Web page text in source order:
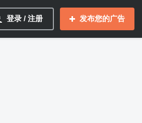
登录 / 注册 发布您的广告